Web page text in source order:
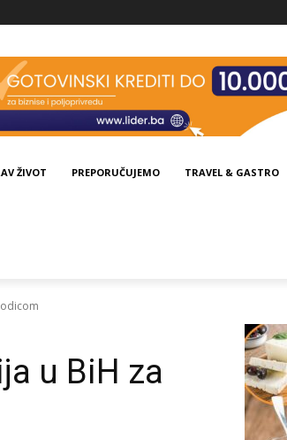
ŽIVOT PREPORUČUJEMO TRAVEL & GASTRO
u BiH za